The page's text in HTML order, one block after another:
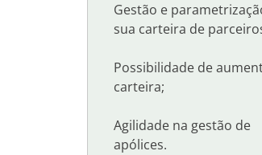
Gestão e
sua carteira de
Possibilidade de
carteira;
Agilidade na gestão de
apólices.